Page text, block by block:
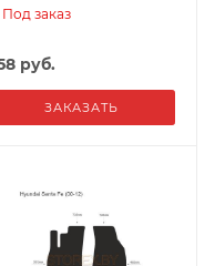
Под заказ
руб.
ЗАКАЗАТЬ